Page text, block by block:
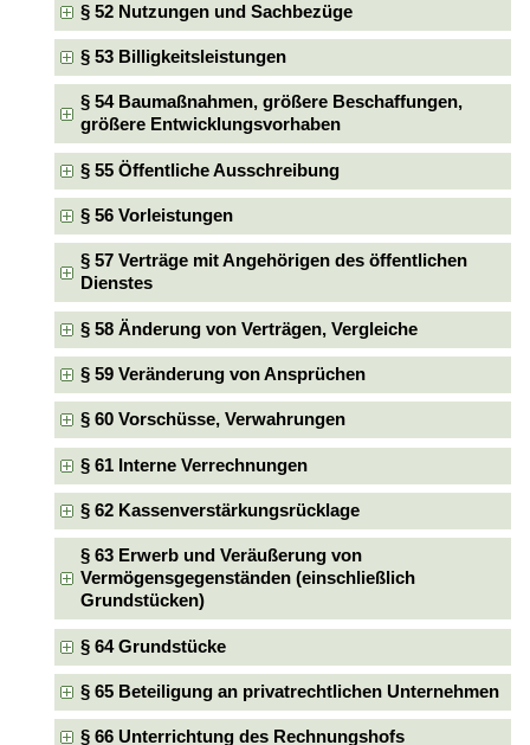
§ 52 Nutzungen und Sachbezüge
§ 53 Billigkeitsleistungen
§ 54 Baumaßnahmen, größere Beschaffungen,
größere Entwicklungsvorhaben
§ 55 Öffentliche Ausschreibung
§ 56 Vorleistungen
§ 57 Verträge mit Angehörigen des öffentlichen
Dienstes
§ 58 Änderung von Verträgen, Vergleiche
§ 59 Veränderung von Ansprüchen
§ 60 Vorschüsse, Verwahrungen
§ 61 Interne Verrechnungen
§ 62 Kassenverstärkungsrücklage
§ 63 Erwerb und Veräußerung von
Vermögensgegenständen (einschließlich
Grundstücken)
§ 64 Grundstücke
§ 65 Beteiligung an privatrechtlichen Unternehmen
§ 66 Unterrichtung des Rechnungshofs